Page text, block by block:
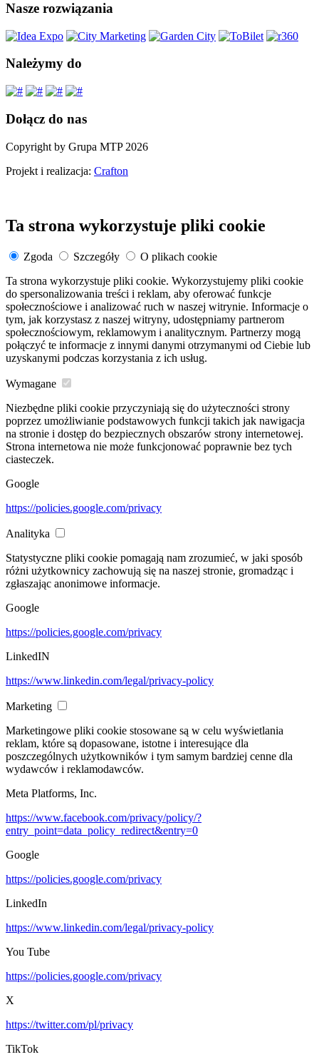
Nasze rozwiązania
Należymy do
Dołącz do nas
Copyright by Grupa MTP 2026
Projekt i realizacja: Crafton
Ta strona wykorzystuje pliki cookie
Zgoda Szczegóły
O plikach cookie
Ta strona wykorzystuje pliki cookie. Wykorzystujemy pliki cookie
do spersonalizowania treści i reklam, aby oferować funkcje
społecznościowe i analizować ruch w naszej witrynie. Informacje o
tym, jak korzystasz z naszej witryny, udostępniamy partnerom
społecznościowym, reklamowym i analitycznym. Partnerzy mogą
połączyć te informacje z innymi danymi otrzymanymi od Ciebie lub
uzyskanymi podczas korzystania z ich usług.
Wymagane
Niezbędne pliki cookie przyczyniają się do użyteczności strony
poprzez umożliwianie podstawowych funkcji takich jak nawigacja
na stronie i dostęp do bezpiecznych obszarów strony internetowej.
Strona internetowa nie może funkcjonować poprawnie bez tych
ciasteczek.
Google
https://policies.google.com/privacy
Analityka
Statystyczne pliki cookie pomagają nam zrozumieć, w jaki sposób
różni użytkownicy zachowują się na naszej stronie, gromadząc i
zgłaszając anonimowe informacje.
Google
https://policies.google.com/privacy
LinkedIN
https://www.linkedin.com/legal/privacy-policy
Marketing
Marketingowe pliki cookie stosowane są w celu wyświetlania
reklam, które są dopasowane, istotne i interesujące dla
poszczególnych użytkowników i tym samym bardziej cenne dla
wydawców i reklamodawców.
Meta Platforms, Inc.
https://www.facebook.com/privacy/policy/?
entry_point=data_policy_redirect&entry=0
Google
https://policies.google.com/privacy
LinkedIn
https://www.linkedin.com/legal/privacy-policy
You Tube
https://policies.google.com/privacy
X
https://twitter.com/pl/privacy
TikTok